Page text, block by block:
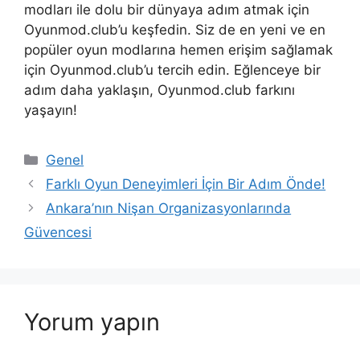
modları ile dolu bir dünyaya adım atmak için
Oyunmod.club’u keşfedin. Siz de en yeni ve en
popüler oyun modlarına hemen erişim sağlamak
için Oyunmod.club’u tercih edin. Eğlenceye bir
adım daha yaklaşın, Oyunmod.club farkını
yaşayın!
Kategoriler
Genel
Farklı Oyun Deneyimleri İçin Bir Adım Önde!
Ankara’nın Nişan Organizasyonlarında
Güvencesi
Yorum yapın